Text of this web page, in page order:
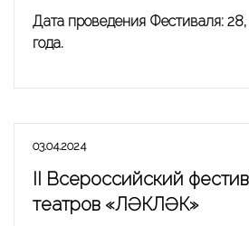
Дата проведения Фестиваля:
года.
03.04.2024
II Всероссийский
театров «ЛӘКЛӘК»